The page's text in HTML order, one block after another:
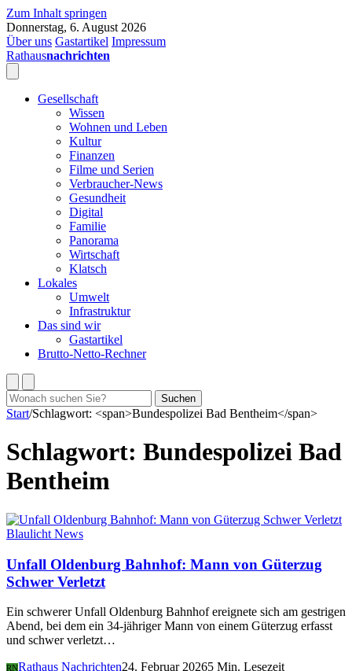
Zum Inhalt springen
Donnerstag, 6. August 2026
Über uns Gastartikel Impressum
Rathausnachrichten
Gesellschaft
Wissen
Wohnen und Leben
Kultur
Finanzen
Filme und Serien
Verbraucher-News
Gesundheit
Digital
Familie
Panorama
Wirtschaft
Klatsch
Lokales
Umwelt
Infrastruktur
Das sind wir
Gastartikel
Brutto-Netto-Rechner
Suchen
nach:
Suchen
Start/Schlagwort: <span>Bundespolizei Bad Bentheim</span>
Schlagwort: Bundespolizei Bad
Bentheim
Blaulicht News
Unfall Oldenburg Bahnhof: Mann von Güterzug
Schwer Verletzt
Ein schwerer Unfall Oldenburg Bahnhof ereignete sich am gestrigen
Abend, bei dem ein 34-jähriger Mann von einem Güterzug erfasst
und schwer verletzt…
RNRathaus Nachrichten24. Februar 20265 Min. Lesezeit